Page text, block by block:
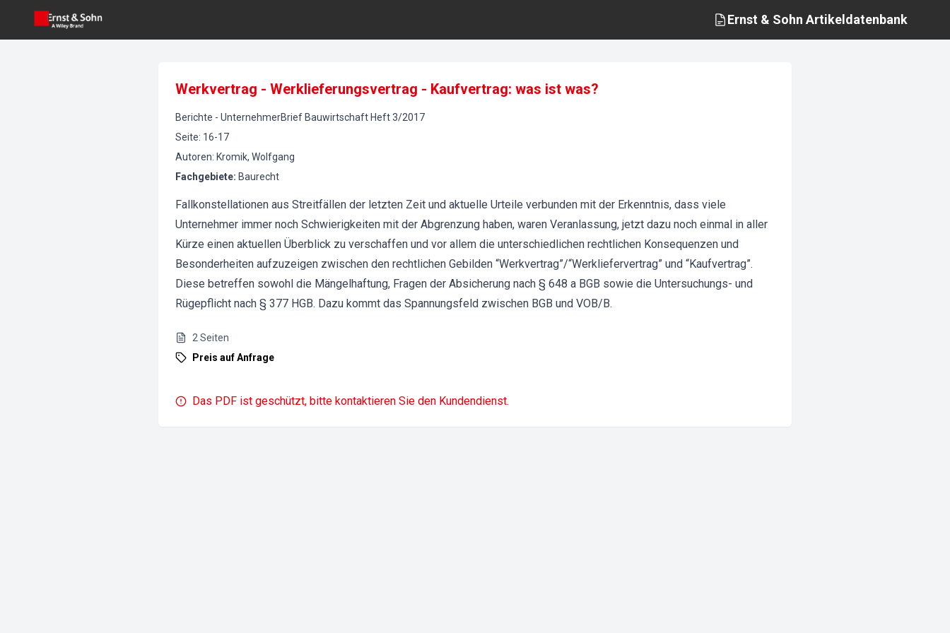
Ernst & Sohn Artikeldatenbank
Werkvertrag - Werklieferungsvertrag - Kaufvertrag: was ist was?
Berichte - UnternehmerBrief Bauwirtschaft Heft3/2017
Seite: 16-17
Autoren: Kromik, Wolfgang
Fachgebiete: Baurecht
Fallkonstellationen aus Streitfällen der letzten Zeit und aktuelle Urteile verbunden mit der Erkenntnis, dass viele
Unternehmer immer noch Schwierigkeiten mit der Abgrenzung haben, waren Veranlassung, jetzt dazu noch einmal in aller
Kürze einen aktuellen Überblick zu verschaffen und vor allem die unterschiedlichen rechtlichen Konsequenzen und
Besonderheiten aufzuzeigen zwischen den rechtlichen Gebilden “Werkvertrag”/“Werkliefervertrag” und “Kaufvertrag”.
Diese betreffen sowohl die Mängelhaftung, Fragen der Absicherung nach § 648 a BGB sowie die Untersuchungs- und
Rügepflicht nach § 377 HGB. Dazu kommt das Spannungsfeld zwischen BGB und VOB/B.
2 Seiten
Preis auf Anfrage
Das PDF ist geschützt, bitte kontaktieren Sie den Kundendienst.